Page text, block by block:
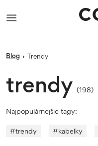
blog › trendy
trendy (198)
Najpopulárnejšie tagy:
#trendy #kabelky